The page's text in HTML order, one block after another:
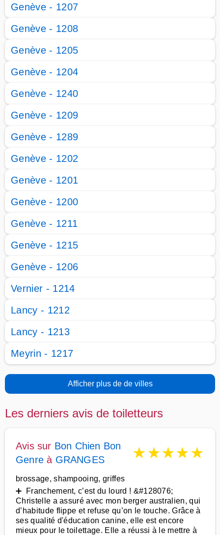
Genève - 1207
Genève - 1208
Genève - 1205
Genève - 1204
Genève - 1240
Genève - 1209
Genève - 1289
Genève - 1202
Genève - 1201
Genève - 1200
Genève - 1211
Genève - 1215
Genève - 1206
Vernier - 1214
Lancy - 1212
Lancy - 1213
Meyrin - 1217
Afficher plus de de villes
Les derniers avis de toiletteurs
Avis sur Bon Chien Bon
Genre à GRANGES ★★★★★
brossage, shampooing, griffes
➕ Franchement, c’est du lourd ! &#128076;
Christelle a assuré avec mon berger australien, qui
d’habitude flippe et refuse qu’on le touche. Grâce à
ses qualité d'éducation canine, elle est encore
mieux pour le toilettage. Elle a réussi à le mettre à